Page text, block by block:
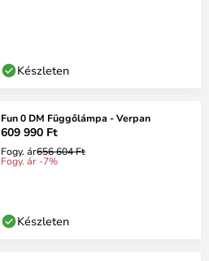
Készleten
Fun 0 DM Függőlámpa - Verpan
609 990 Ft
Fogy. ár656 604 Ft
Fogy. ár -7%
Készleten